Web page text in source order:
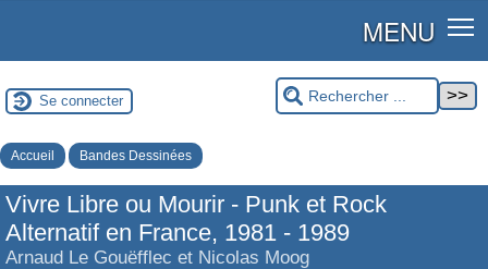
MENU
Se connecter
Accueil Bandes Dessinées
Vivre Libre ou Mourir - Punk et Rock
Alternatif en France, 1981 - 1989
Arnaud Le Gouëfflec et Nicolas Moog